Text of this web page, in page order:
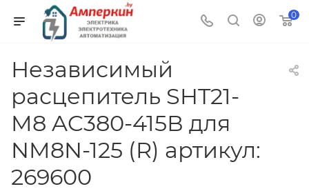
0
Независимый
расцепитель SHT21-
M8 AC380-415В для
NM8N-125 (R) артикул:
269600